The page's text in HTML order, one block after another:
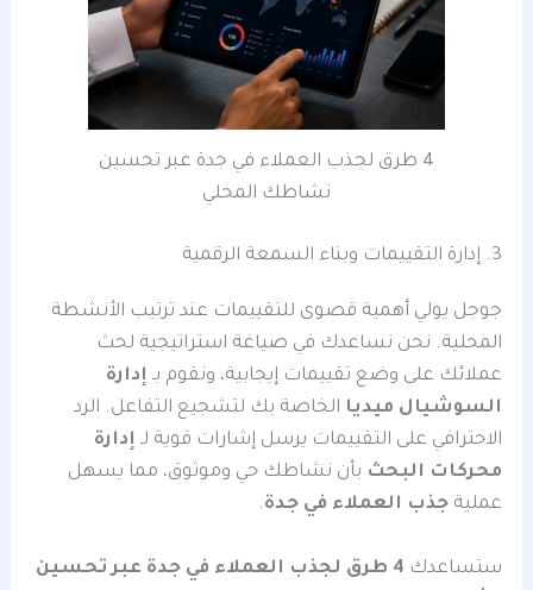
4 طرق لجذب العملاء في جدة عبر تحسين
نشاطك المحلي
3. إدارة التقييمات وبناء السمعة الرقمية
جوجل يولي أهمية قصوى للتقييمات عند ترتيب الأنشطة
المحلية. نحن نساعدك في صياغة استراتيجية لحث
عملائك على وضع تقييمات إيجابية، ونقوم بـ إدارة
السوشيال ميديا الخاصة بك لتشجيع التفاعل. الرد
الاحترافي على التقييمات يرسل إشارات قوية لـ إدارة
محركات البحث بأن نشاطك حي وموثوق، مما يسهل
عمليةجذب العملاء في جدة.
ستساعدك
4 طرق لجذب العملاء في جدة عبر تحسين